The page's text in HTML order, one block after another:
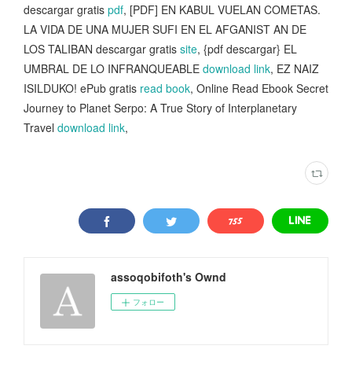
descargar gratis pdf, [PDF] EN KABUL VUELAN COMETAS.
LA VIDA DE UNA MUJER SUFI EN EL AFGANIST AN DE
LOS TALIBAN descargar gratis site, {pdf descargar} EL
UMBRAL DE LO INFRANQUEABLE download link, EZ NAIZ
ISILDUKO! ePub gratis read book, Online Read Ebook Secret
Journey to Planet Serpo: A True Story of Interplanetary
Travel download link,
assoqobifoth's Ownd
フォロー